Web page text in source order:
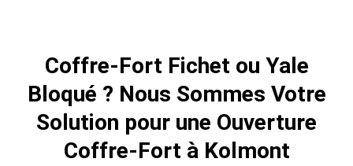
Coffre-Fort Fichet ou Yale
Bloqué ? Nous Sommes Votre
Solution pour une Ouverture
Coffre-Fort à Kolmont